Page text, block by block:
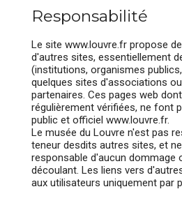
Responsabilité
Le site www.louvre.fr propose
d'autres sites, essentiellement
(institutions, organismes
quelques sites d'associations
partenaires. Ces pages web
régulièrement vérifiées, ne font
public et officiel www.louvre.fr.
Le musée du Louvre n'est pas
teneur desdits autres sites, et
responsable d'aucun dommage
découlant. Les liens vers
aux utilisateurs uniquement par